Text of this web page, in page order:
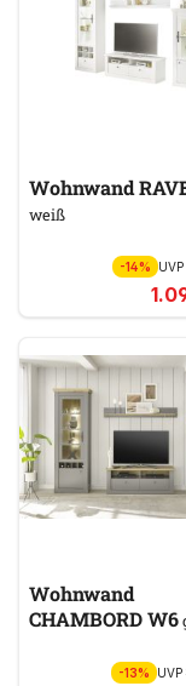
Wohnwand
weiß
-14% UVP
Wohnwand
CHAMBORD W6
-13% UVP